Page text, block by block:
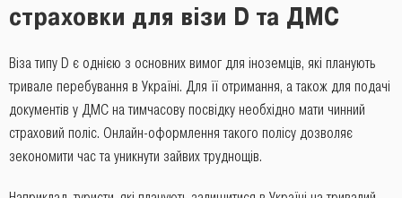
страховки для візи D та ДМС
Віза типу D є однією з основних вимог для іноземців, які планують
тривале перебування в Україні. Для її отримання, а також для подачі
документів у ДМС на тимчасову посвідку необхідно мати чинний
страховий поліс. Онлайн-оформлення такого полісу дозволяє
зекономити час та уникнути зайвих труднощів.